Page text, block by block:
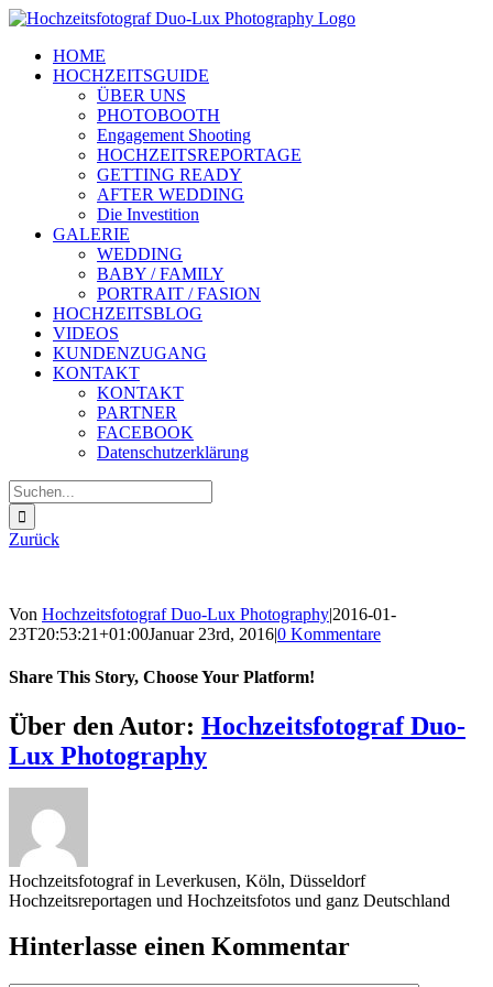
Zum
springenHOME
HOCHZEITSGUIDE
ÜBER UNS
PHOTOBOOTH
Engagement Shooting
HOCHZEITSREPORTAGE
GETTING READY
AFTER WEDDING
Die Investition
GALERIE
WEDDING
BABY / FAMILY
PORTRAIT / FASION
HOCHZEITSBLOG
VIDEOS
KUNDENZUGANG
KONTAKT
KONTAKT
PARTNER
FACEBOOK
Datenschutzerklärung
Suche
nach:
Zurück
Von Hochzeitsfotograf Duo-Lux Photography|2016-01-
23T20:53:21+01:00Januar 23rd, 2016|0 Kommentare
Share This Story, Choose Your Platform!
Sharing_facebook
Sharing_twitter
Sharing_reddit
Über den Autor: Hochzeitsfotograf Duo-
Lux Photography
Hochzeitsfotograf in Leverkusen, Köln, Düsseldorf
Hochzeitsreportagen und Hochzeitsfotos und ganz Deutschland
Hinterlasse einen Kommentar